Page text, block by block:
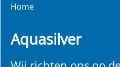
Home
Aquasilver